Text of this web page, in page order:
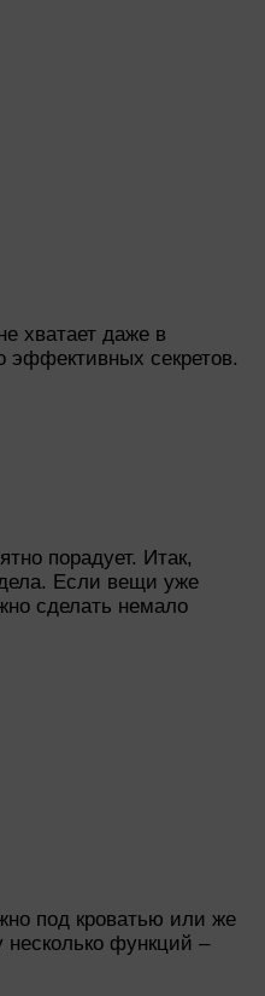
хватает даже в
эффективных секретов.
порадует. Итак,
Если вещи уже
сделать немало
под кроватью или же
функций –